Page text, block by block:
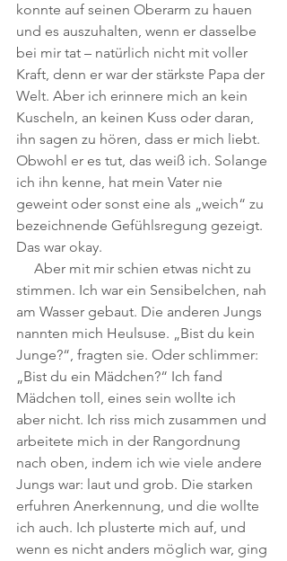
konnte auf seinen Oberarm zu hauen
und es auszuhalten, wenn er dasselbe
bei mir tat – natürlich nicht mit voller
Kraft, denn er war der stärkste Papa der
Welt. Aber ich erinnere mich an kein
Kuscheln, an keinen Kuss oder daran,
ihn sagen zu hören, dass er mich liebt.
Obwohl er es tut, das weiß ich. Solange
ich ihn kenne, hat mein Vater nie
geweint oder sonst eine als „weich“ zu
bezeichnende Gefühlsregung gezeigt.
Das war okay.
Aber mit mir schien etwas nicht zu
stimmen. Ich war ein Sensibelchen, nah
am Wasser gebaut. Die anderen Jungs
nannten mich Heulsuse. „Bist du kein
Junge?“, fragten sie. Oder schlimmer:
„Bist du ein Mädchen?“ Ich fand
Mädchen toll, eines sein wollte ich
aber nicht. Ich riss mich zusammen und
arbeitete mich in der Rangordnung
nach oben, indem ich wie viele andere
Jungs war: laut und grob. Die starken
erfuhren Anerkennung, und die wollte
ich auch. Ich plusterte mich auf, und
wenn es nicht anders möglich war, ging